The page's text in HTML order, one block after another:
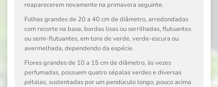
reaparecerem novamente na primavera seguinte.
Folhas grandes de 20 a 40 cm de diâmetro, arredondadas
com recorte na base, bordas lisas ou serrilhadas, flutuantes
ou semi-flutuantes, em tons de verde, verde-escura ou
avermelhada, dependendo da espécie.
Flores grandes de 10 a 15 cm de diâmetro, às vezes
perfumadas, possuem quatro sépalas verdes e diversas
pétalas, sustentadas por um pendúculo longo, pouco acima